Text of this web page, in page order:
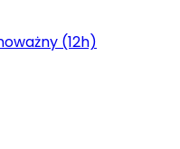
(12h)